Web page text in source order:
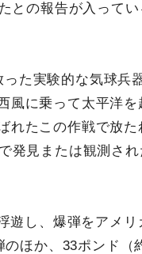
との報告が入って
た実験的な気球兵
風に乗って太平洋
れたこの作戦で放た
発見または観測さ
遊し、爆弾をアメ
のほか、33ポンド（